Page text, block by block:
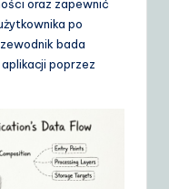
oraz zapewnić
po
bada
poprzez